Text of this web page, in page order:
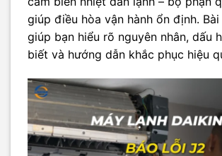
giúp điều hòa vận hành ổn định.
giúp bạn hiểu rõ nguyên nhân, dấu
biết và hướng dẫn khắc phục hiệu